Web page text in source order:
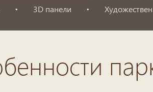
3D панели